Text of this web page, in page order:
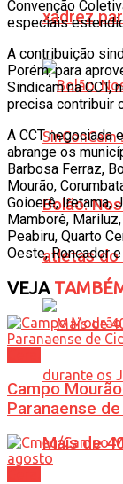
xadrez
Bolão:
atletas do
Mais de
Convenção
especiais
A contribuição
Porém, para
Sindicam na CCT,
precisa contribuir
A CCT negociada
abrange os
Barbosa Ferraz,
Mourão,
Goioerê, Iretama,
Mamborê,
Peabiru, Quarto
Oeste, Roncador
VEJA
Campo
Paranaense